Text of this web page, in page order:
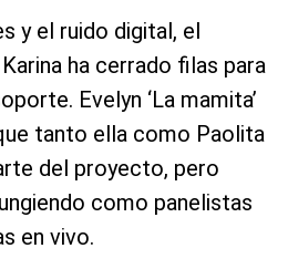
y el ruido digital, el
ha cerrado filas para
Evelyn ‘La mamita’
tanto ella como Paolita
del proyecto, pero
como panelistas
en vivo.